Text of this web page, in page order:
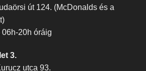
út 124. (McDonalds és a
06h-20h óráig
3.
utca 93.